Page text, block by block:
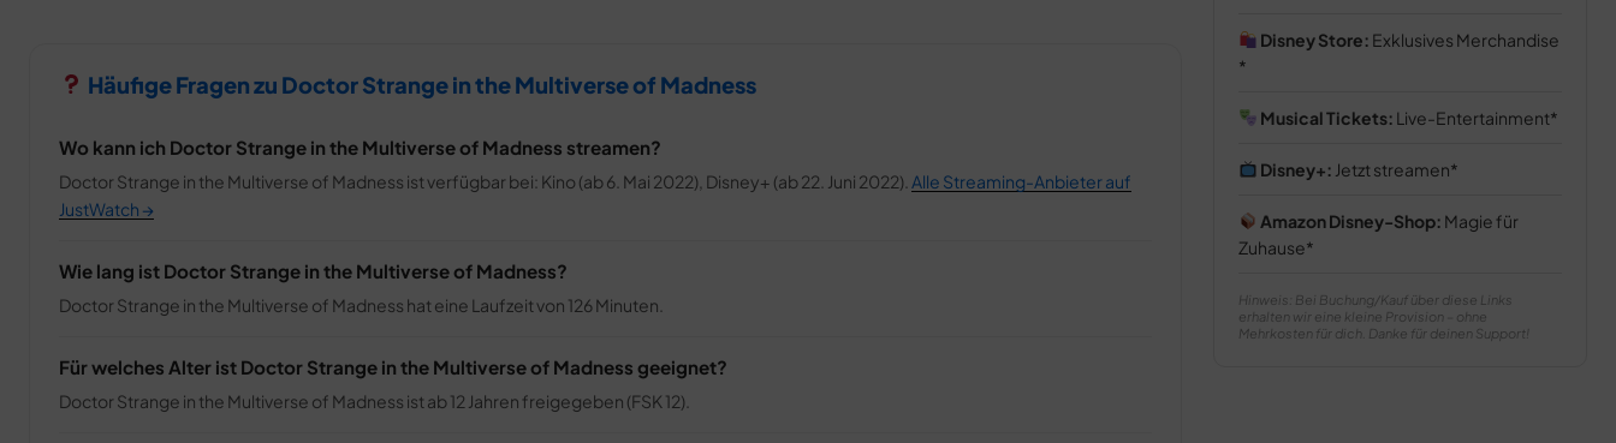
Häufige Fragen zu Doctor Strange in the Multiverse of Madness
Wo kann ich Doctor Strange in the Multiverse of Madness streamen?
Doctor Strange in the Multiverse of Madness ist verfügbar bei: Kino (ab 6. Mai 2022), Disney+ (ab 22. Juni 2022). Alle Streaming-Anbieter auf
JustWatch →
Wie lang ist Doctor Strange in the Multiverse of Madness?
Doctor Strange in the Multiverse of Madness hat eine Laufzeit von 126 Minuten.
Für welches Alter ist Doctor Strange in the Multiverse of Madness geeignet?
Doctor Strange in the Multiverse of Madness ist ab 12 Jahren freigegeben (FSK 12).
Disney Store: Exklusives Merchandise
Musical Tickets: Live-Entertainment
Disney+: Jetzt streamen
Amazon Disney-Shop: Magie für
Zuhause
Hinweis: Bei Buchung/Kauf über diese Links
erhalten wir eine kleine Provision – ohne
Mehrkosten für dich. Danke für deinen Support!